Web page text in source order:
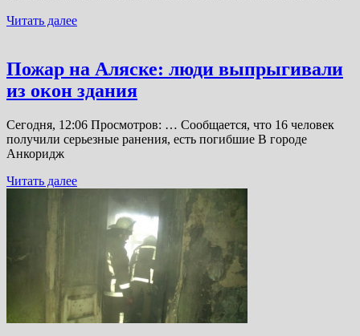
Читать далее
Пожар на Аляске: люди выпрыгивали
из окон здания
Сегодня, 12:06 Просмотров: … Сообщается, что 16 человек
получили серьезные ранения, есть погибшие В городе
Анкоридж
Читать далее